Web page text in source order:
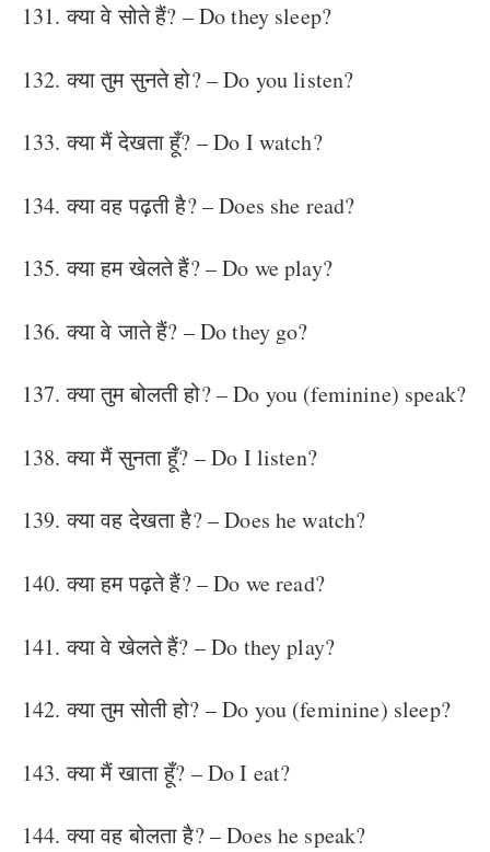
131. क्या वे सोते हैं? – Do they sleep?
132. क्या तुम सुनते हो? – Do you listen?
133. क्या मैं देखता हूँ? – Do I watch?
134. क्या वह पढ़ती है? – Does she read?
135. क्या हम खेलते हैं? – Do we play?
136. क्या वे जाते हैं? – Do they go?
137. क्या तुम बोलती हो? – Do you (feminine) speak?
138. क्या मैं सुनता हूँ? – Do I listen?
139. क्या वह देखता है? – Does he watch?
140. क्या हम पढ़ते हैं? – Do we read?
141. क्या वे खेलते हैं? – Do they play?
142. क्या तुम सोती हो? – Do you (feminine) sleep?
143. क्या मैं खाता हूँ? – Do I eat?
144. क्या वह बोलता है? – Does he speak?